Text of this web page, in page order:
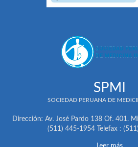
SPMI
SOCIEDAD PERUANA DE
Dirección: Av. José Pardo 138 Of. 401.
(511) 445-1954 Telefax :